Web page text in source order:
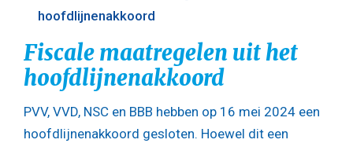
hoofdlijnenakkoord
Fiscale maatregelen uit het
hoofdlijnenakkoord
PVV, VVD, NSC en BBB hebben op 16 mei 2024 een
hoofdlijnenakkoord gesloten. Hoewel dit een